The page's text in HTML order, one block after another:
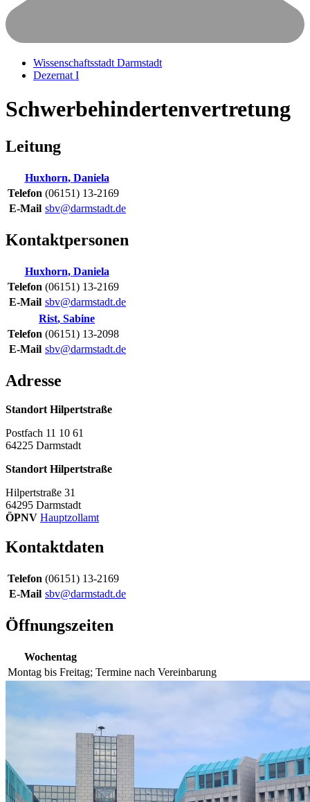
Wissenschaftsstadt Darmstadt
Dezernat I
Schwerbehindertenvertretung
Leitung
Huxhorn, Daniela
Telefon (06151) 13-2169
E-Mail sbv@darmstadt.de
Kontaktpersonen
Huxhorn, Daniela
Telefon (06151) 13-2169
E-Mail sbv@darmstadt.de
Rist, Sabine
Telefon (06151) 13-2098
E-Mail sbv@darmstadt.de
Adresse
Standort Hilpertstraße
Postfach 11 10 61
64225 Darmstadt
Standort Hilpertstraße
Hilpertstraße 31
64295 Darmstadt
ÖPNV Hauptzollamt
Kontaktdaten
Telefon (06151) 13-2169
E-Mail sbv@darmstadt.de
Öffnungszeiten
Wochentag
Montag bis Freitag; Termine nach Vereinbarung